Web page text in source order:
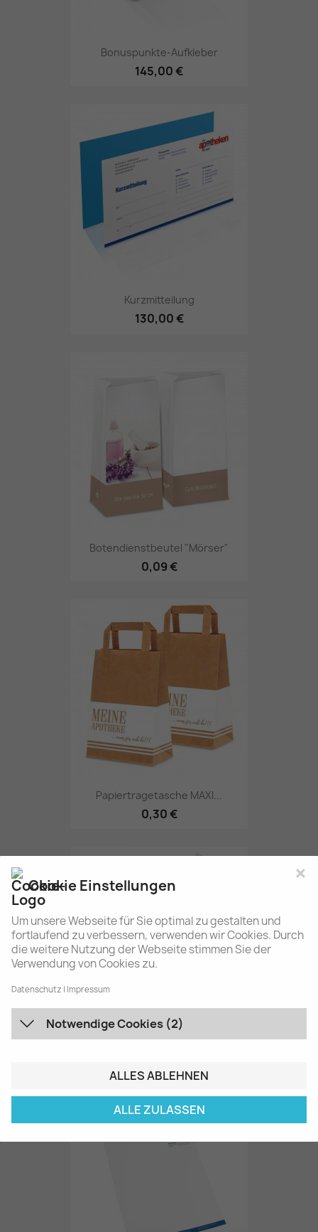
Cookie Einstellungen
Um unsere Webseite für Sie optimal zu gestalten und
fortlaufend zu verbessern, verwenden wir Cookies. Durch
die weitere Nutzung der Webseite stimmen Sie der
Verwendung von Cookies zu.
Datenschutz Impressum
Notwendige Cookies (2)
×
ALLES ABLEHNEN
ALLE ZULASSEN
Bonuspunkte-Aufkleber
145,00 €
Kurzmitteilung
130,00 €
Botendienstbeutel "Mörser"
0,09 €
Papiertragetasche MAXI...
0,30 €
Etiketten / Aufkleber